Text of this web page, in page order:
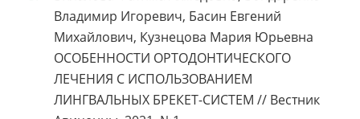
Владимир Игоревич, Басин Евгений
Михайлович, Кузнецова Мария Юрьевна
ОСОБЕННОСТИ ОРТОДОНТИЧЕСКОГО
ЛЕЧЕНИЯ С ИСПОЛЬЗОВАНИЕМ
ЛИНГВАЛЬНЫХ БРЕКЕТ-СИСТЕМ // Вестник